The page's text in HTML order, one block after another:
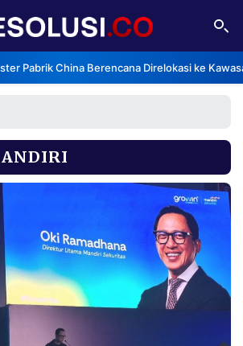
Pabrik China Berencana Direlokasi ke
TENTANG
IKLAN
NASIONAL